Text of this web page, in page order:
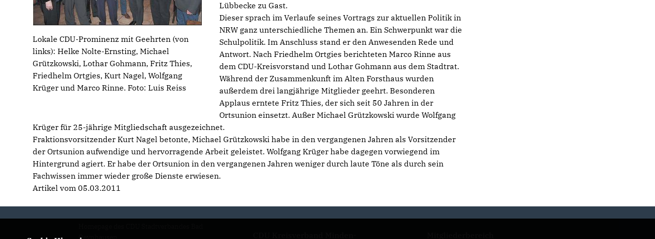
Lokale CDU-Prominenz mit Geehrten (von
links): Helke Nolte-Ernsting, Michael
Grützkowski, Lothar Gohmann, Fritz Thies,
Friedhelm Ortgies, Kurt Nagel, Wolfgang
Krüger und Marco Rinne. Foto: Luis Reiss
Lübbecke zu Gast.
Dieser sprach im Verlaufe seines Vortrags zur aktuellen Politik in
NRW ganz unterschiedliche Themen an. Ein Schwerpunkt war die
Schulpolitik. Im Anschluss stand er den Anwesenden Rede und
Antwort. Nach Friedhelm Ortgies berichteten Marco Rinne aus
dem CDU-Kreisvorstand und Lothar Gohmann aus dem Stadtrat.
Während der Zusammenkunft im Alten Forsthaus wurden
außerdem drei langjährige Mitglieder geehrt. Besonderen
Applaus erntete Fritz Thies, der sich seit 50 Jahren in der
Ortsunion einsetzt. Außer Michael Grützkowski wurde Wolfgang
Krüger für 25-jährige Mitgliedschaft ausgezeichnet.
Fraktionsvorsitzender Kurt Nagel betonte, Michael Grützkowski habe in den vergangenen Jahren als Vorsitzender
der Ortsunion aufwendige und hervorragende Arbeit geleistet. Wolfgang Krüger habe dagegen vorwiegend im
Hintergrund agiert. Er habe der Ortsunion in den vergangenen Jahren weniger durch laute Töne als durch sein
Fachwissen immer wieder große Dienste erwiesen.
Artikel vom 05.03.2011
Oeynhausen